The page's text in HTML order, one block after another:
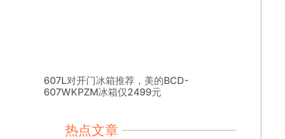
607L对开门冰箱推荐，美的BCD-
607WKPZM冰箱仅2499元
热点文章